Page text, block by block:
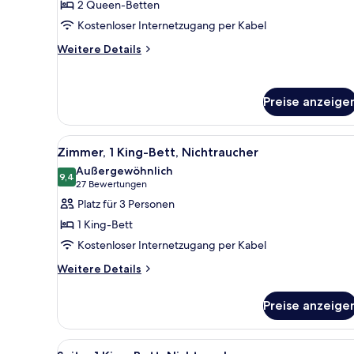
2 Queen-Betten
Kostenloser Internetzugang per Kabel
Weitere Details
Weitere
Beds
Room,
Non-
Preise
Alle
Fotos
für
Zimmer,
1 King-
Bett,
Nichtraucher
anzeigen
Ein Hotelzimmer mit einem
6
Zimmer, 1 King-Bett, Nichtraucher
9,49,4 von 10
Außergewöhnlich
27 Bewertungen
(27
Bewertungen)
Platz für 3 Personen
1 King-Bett
Kostenloser Internetzugang per Kabel
Weitere Details
Weitere
1 King-
Bett,
Preise
Alle Ein Hotelzimmer mit einem